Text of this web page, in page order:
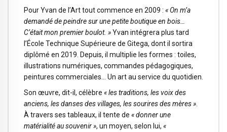
Pour Yvan de l’Art tout commence en 2009 : « On m’a
demandé de peindre sur une petite boutique en bois…
C’était mon premier boulot. »Yvan intégrera plus tard
l’École Technique Supérieure de Gitega, dont il sortira
diplômé en 2019. Depuis, il multiplie les formes : toiles,
illustrations numériques, commandes pédagogiques,
peintures commerciales… Un art au service du quotidien.
Son œuvre, dit-il, célèbre « les traditions, les voix des
anciens, les danses des villages, les sourires des mères »
À travers ses tableaux, il tente de « donner une
matérialité au souvenir », un moyen, selon lui, «